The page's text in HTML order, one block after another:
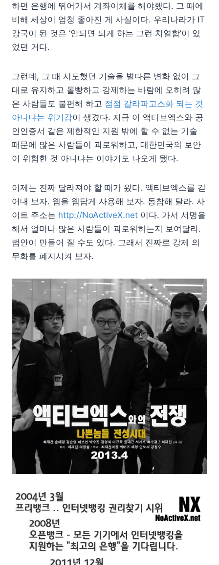
하면 은행에 뛰어가서 계좌이체를 해야했다. 그 때에
비해 세상이 엄청 좋아진 게 사실이다. 우리나라가 IT
강국이 된 것은 ‘안되면 되게 하는 그런 치열함’이 있
었던 거다.
그런데, 그 때 시도했던 기술을 별다른 변화 없이 그
대로 유지하고 몰빵하고 강제하는 바람에 오히려 많
은 사람들도 불편해 하고 점점 갈라파고스화 되는 것
아니냐는 위기감이 생겼다. 지금 이 액티브엑스와 공
인인증서 같은 제한적인 지원 밖에 할 수 없는 기술
때문에 많은 사람들이 괴로워하고, 대한민국의 보안
이 위험한 것 아니냐는 이야기도 나오게 됐다.
이제는 진짜 달라져야 할 때가 왔다. 액티브엑스를 걷
어내 보자. 웹을 웹답게 사용해 보자. 동참해 달라. 사
이트 주소는 http://NoActiveX.net 이다. 가서 서명을
해서 얼마나 많은 사람들이 괴로워하는지 보여달라.
법안이 만들어 질 수도 있다. 그래서 진짜로 강제 의
무화를 폐지시켜 보자.